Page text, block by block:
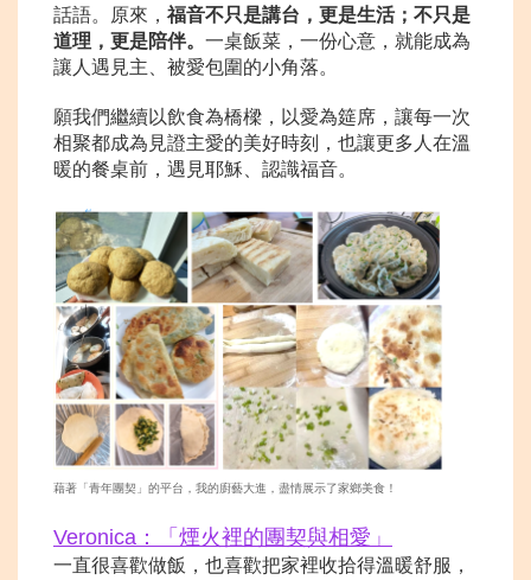
話語。原來， 福音不只是講台，更是生活；不只是
道理，更是陪伴。 一桌飯菜，一份心意，就能成為
讓人遇見主、被愛包圍的小角落。
願我們繼續以飲食為橋樑，以愛為筵席，讓每一次
相聚都成為見證主愛的美好時刻，也讓更多人在溫
暖的餐桌前，遇見耶穌、認識福音。
藉著「青年團契」的平台，我的廚藝大進，盡情展示了家鄉美食！
Veronica：「煙火裡的團契與相愛」
一直很喜歡做飯，也喜歡把家裡收拾得溫暖舒服，